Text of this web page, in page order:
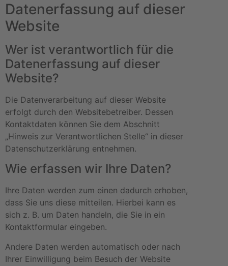
Datenerfassung auf dieser
Website
Wer ist verantwortlich für die
Datenerfassung auf dieser
Website?
Die Datenverarbeitung auf dieser Website
erfolgt durch den Websitebetreiber. Dessen
Kontaktdaten können Sie dem Abschnitt
„Hinweis zur Verantwortlichen Stelle“ in dieser
Datenschutzerklärung entnehmen.
Wie erfassen wir Ihre Daten?
Ihre Daten werden zum einen dadurch erhoben,
dass Sie uns diese mitteilen. Hierbei kann es
sich z. B. um Daten handeln, die Sie in ein
Kontaktformular eingeben.
Andere Daten werden automatisch oder nach
Ihrer Einwilligung beim Besuch der Website